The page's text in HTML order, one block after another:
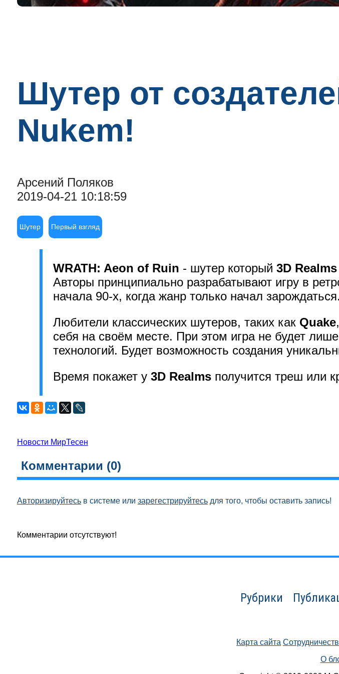
Шутер от
Nukem!
Арсений Поляков
2019-04-21 10:18:59
Шутер Первый взгляд
WRATH: Aeon of Ruin - шутер который 3D Realms
Авторы принципиально разрабатывают игру в
начала 90-х, когда жанр только начал зарождаться.
Любители классических шутеров, таких как Quake,
себя на своём месте. При этом игра не будет
технологий. Будет возможность создания
Время покажет у 3D Realms получится треш или
Новости МирТесен
Комментарии (0)
Авторизируйтесьв системе или зарегестрируйтесьдля того, чтобы оставить запись!
Комментарии отсутствуют!
Рубрики
Карта сайта
О